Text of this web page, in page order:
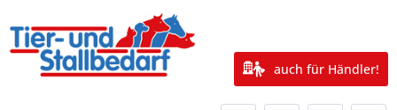
auch für Händler!